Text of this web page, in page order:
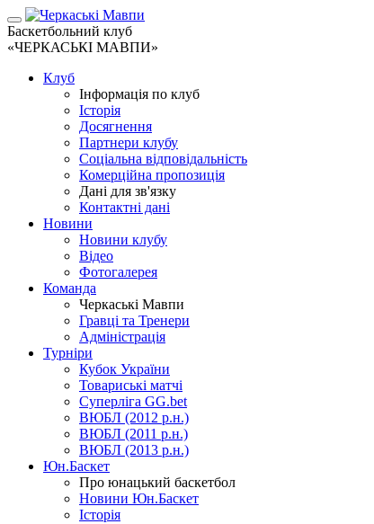
Баскетбольний клуб
«ЧЕРКАСЬКІ МАВПИ»
Клуб
Інформація по клуб
Історія
Досягнення
Партнери клубу
Соціальна відповідальність
Комерційна пропозиція
Дані для зв'язку
Контактні дані
Новини
Новини клубу
Відео
Фотогалерея
Команда
Черкаські Мавпи
Гравці та Тренери
Адміністрація
Турніри
Кубок України
Товариські матчі
Суперліга GG.bet
ВЮБЛ (2012 р.н.)
ВЮБЛ (2011 р.н.)
ВЮБЛ (2013 р.н.)
Юн.Баскет
Про юнацький баскетбол
Новини Юн.Баскет
Історія